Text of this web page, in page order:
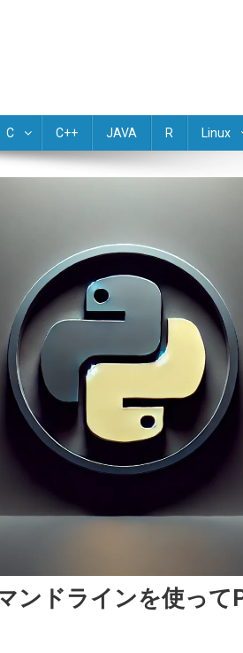
C C++ JAVA R Linux
ンドラインを使って